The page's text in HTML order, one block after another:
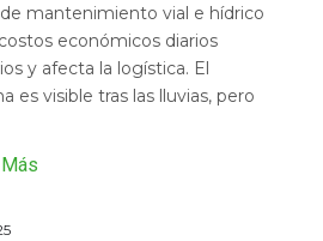
mantenimiento vial e hídrico
económicos diarios
y afecta la logística. El
es visible tras las lluvias, pero